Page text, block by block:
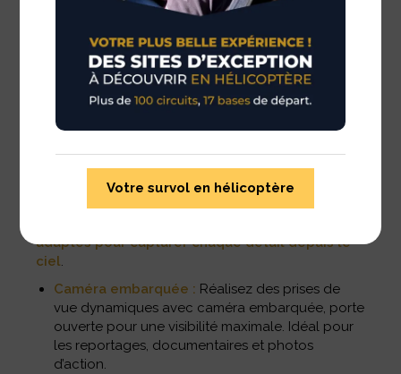
OPTIONS DE PRISE DE
VUE
Que ce soit pour des images en mouvement ou des
plans cinématographiques ultra-stables,Héliberté
adaptés pour capturer chaque détail depuis le
ciel.
Caméra embarquée : Réalisez des prises de
vue dynamiques avec caméra embarquée, porte
ouverte pour une visibilité maximale. Idéal pour
les reportages, documentaires et photos
d’action.
Votre survol en hélicoptère